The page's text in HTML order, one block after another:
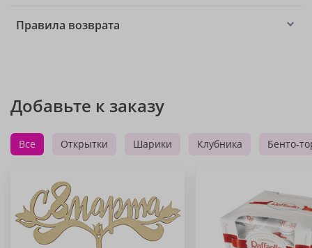
Правила возврата
Добавьте к заказу
Все Открытки Шарики Клубника Бенто-